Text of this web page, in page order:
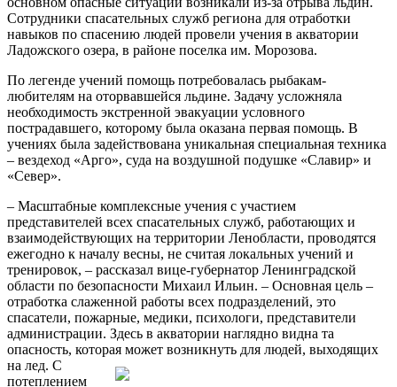
Сотрудники спасательных служб региона для отработки
навыков по спасению людей провели учения в акватории
Ладожского озера, в районе поселка им. Морозова.
По легенде учений помощь потребовалась рыбакам-
любителям на оторвавшейся льдине. Задачу усложняла
необходимость экстренной эвакуации условного
пострадавшего, которому была оказана первая помощь. В
учениях была задействована уникальная специальная техника
– вездеход «Арго», суда на воздушной подушке «Славир» и
«Север».
– Масштабные комплексные учения с участием
представителей всех спасательных служб, работающих и
взаимодействующих на территории Ленобласти, проводятся
ежегодно к началу весны, не считая локальных учений и
тренировок, – рассказал вице-губернатор Ленинградской
области по безопасности Михаил Ильин. – Основная цель –
отработка слаженной работы всех подразделений, это
спасатели, пожарные, медики, психологи, представители
администрации. Здесь в акватории наглядно видна та
опасность, которая может возникнуть для людей, выходящих
на лед. С
потеплением